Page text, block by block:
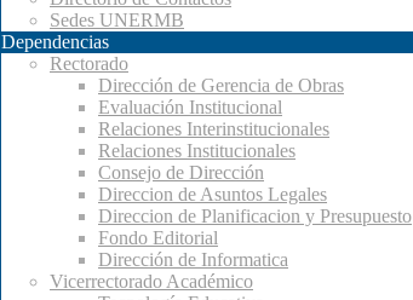
Sedes UNERMB
Dependencias
Rectorado
Dirección de Gerencia de Obras
Evaluación Institucional
Relaciones Interinstitucionales
Relaciones Institucionales
Consejo de Dirección
Direccion de Asuntos Legales
Direccion de Planificacion y Presupuesto
Fondo Editorial
Dirección de Informatica
Vicerrectorado Académico